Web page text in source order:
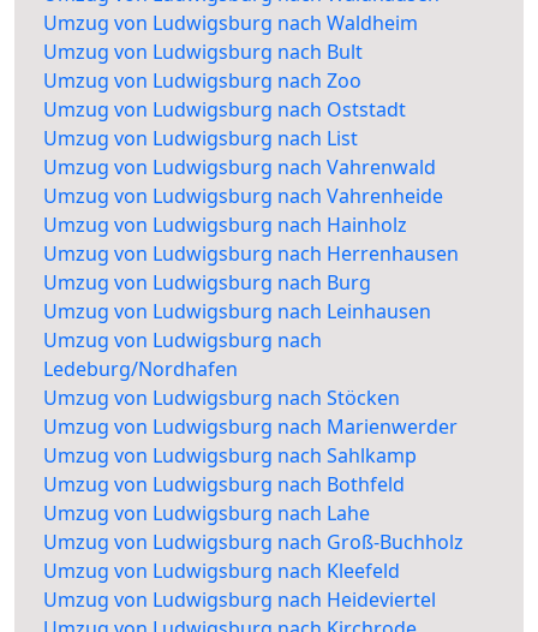
Umzug von Ludwigsburg nach Waldheim
Umzug von Ludwigsburg nach Bult
Umzug von Ludwigsburg nach Zoo
Umzug von Ludwigsburg nach Oststadt
Umzug von Ludwigsburg nach List
Umzug von Ludwigsburg nach Vahrenwald
Umzug von Ludwigsburg nach Vahrenheide
Umzug von Ludwigsburg nach Hainholz
Umzug von Ludwigsburg nach Herrenhausen
Umzug von Ludwigsburg nach Burg
Umzug von Ludwigsburg nach Leinhausen
Umzug von Ludwigsburg nach
Ledeburg/Nordhafen
Umzug von Ludwigsburg nach Stöcken
Umzug von Ludwigsburg nach Marienwerder
Umzug von Ludwigsburg nach Sahlkamp
Umzug von Ludwigsburg nach Bothfeld
Umzug von Ludwigsburg nach Lahe
Umzug von Ludwigsburg nach Groß-Buchholz
Umzug von Ludwigsburg nach Kleefeld
Umzug von Ludwigsburg nach Heideviertel